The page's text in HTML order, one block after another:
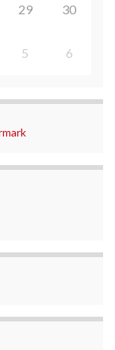
29 30
5 6